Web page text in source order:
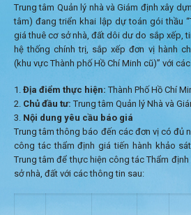
Trung tâm Quản lý nhà và Giám định xây
tâm) đang triển khai lập dự toán gói thầu
giá thuê cơ sở nhà, đất dôi dư do sắp xếp,
hệ thống chính trị, sắp xếp đơn vị hành
(khu vực Thành phố Hồ Chí Minh cũ)” với
Địa điểm thực hiện:Thành Phố Hồ Chí
Chủ đầu tư: Trung tâm Quản lý Nhà và
Nội dung yêu cầu báo giá
Trung tâm thông báo đến các đơn vị có đủ
công tác thẩm định giá tiến hành khảo
Trung tâm để thực hiện công tác Thẩm
sở nhà, đất với các thông tin sau: